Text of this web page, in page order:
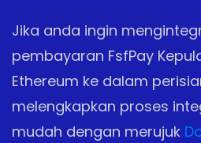
Jika anda ingin
pembayaran FsfPay
Ethereum ke dalam
melengkapkan proses
mudah dengan merujuk